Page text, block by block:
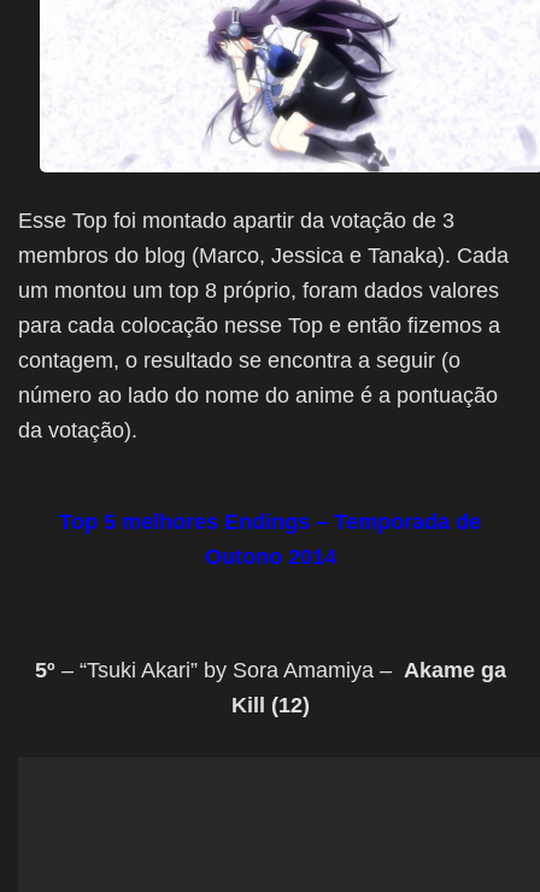
Esse Top foi montado apartir da votação de 3
membros do blog (Marco, Jessica e Tanaka). Cada
um montou um top 8 próprio, foram dados valores
para cada colocação nesse Top e então fizemos a
contagem, o resultado se encontra a seguir (o
número ao lado do nome do anime é a pontuação
da votação).
Top 5 melhores Endings – Temporada de
Outono 2014
5º– “Tsuki Akari” by Sora Amamiya – Akame ga
Kill (12)